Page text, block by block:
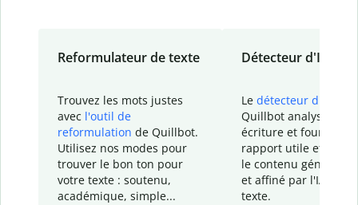
Reformulateur de texte
Trouvez les mots justes
avec l'outil de
reformulation de Quillbot.
Utilisez nos modes pour
trouver le bon ton pour
votre texte : soutenu,
académique, simple...
Détecteur d'IA
Le détecteur d'IA
Quillbot analyse votre
écriture et fournit un
rapport utile et
le contenu généré
et affiné par l'IA
texte.